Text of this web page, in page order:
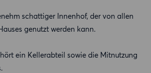
schattiger Innenhof, der von allen
genutzt werden kann.
ein Kellerabteil sowie die Mitnutzung